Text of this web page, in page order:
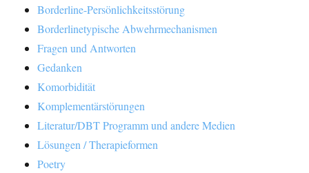
Borderline-Persönlichkeitsstörung
Borderlinetypische Abwehrmechanismen
Fragen und Antworten
Gedanken
Komorbidität
Komplementärstörungen
Literatur/DBT Programm und andere Medien
Lösungen / Therapieformen
Poetry